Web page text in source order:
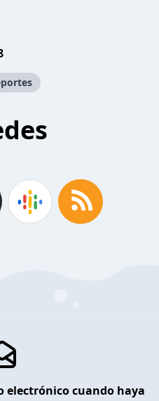
electrónico cuando haya